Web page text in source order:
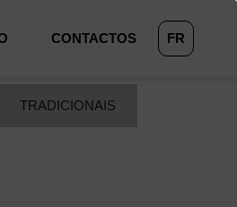
CONTACTOS FR
TRADICIONAIS